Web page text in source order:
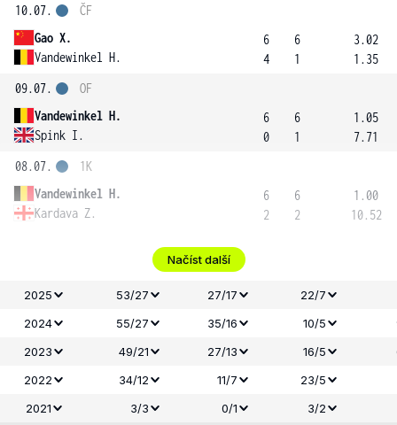
10.07.
Gao X.
Vandewinkel H.
ČF
6
4
6
1
3.02
1.35
09.07.
Vandewinkel H.
Spink I.
OF
6
0
6
1
1.05
7.71
08.07.
Vandewinkel H.
Kardava Z.
1K
6
2
6
2
1.00
10.52
Načíst další
2025 53/27 27/17
22/7
2024
55/27 35/16 10/5
2023
49/21 27/13 16/5
2022
34/12 11/7
23/5
2021
3/3 0/1 3/2